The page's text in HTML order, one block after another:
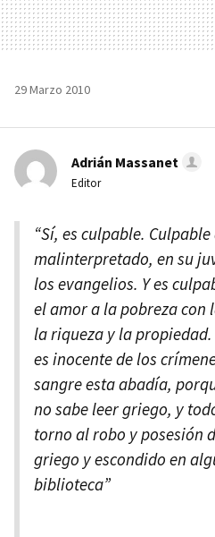
29 Marzo 2010
Adrián Massanet
Editor
“Sí, es culpable.
malinterpretado, en su
los evangelios. Y es
el amor a la pobreza con
la riqueza y la
es inocente de los
sangre esta abadía,
no sabe leer griego, y
torno al robo y posesión
griego y escondido en
biblioteca”